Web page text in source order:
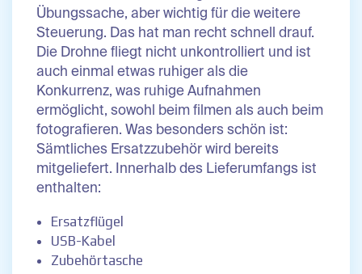
Übungssache, aber wichtig für die weitere
Steuerung. Das hat man recht schnell drauf.
Die Drohne fliegt nicht unkontrolliert und ist
auch einmal etwas ruhiger als die
Konkurrenz, was ruhige Aufnahmen
ermöglicht, sowohl beim filmen als auch beim
fotografieren. Was besonders schön ist:
Sämtliches Ersatzzubehör wird bereits
mitgeliefert. Innerhalb des Lieferumfangs ist
enthalten:
Ersatzflügel
USB-Kabel
Zubehörtasche